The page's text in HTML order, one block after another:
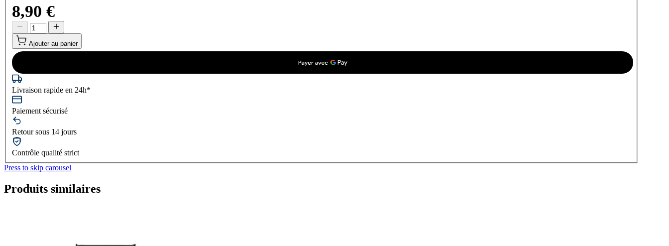
8,90 €
Ajouter au panier
Livraison rapide en 24h*
Paiement sécurisé
Retour sous 14 jours
Contrôle qualité strict
Press to skip carousel
Produits similaires